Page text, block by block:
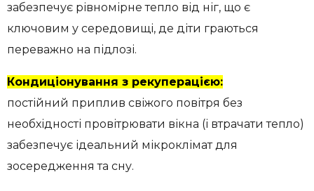
забезпечує рівномірне тепло від ніг, що є
ключовим у середовищі, де діти граються
переважно на підлозі.
Кондиціонування з рекуперацією:
постійний приплив свіжого повітря без
необхідності провітрювати вікна (і втрачати тепло)
забезпечує ідеальний мікроклімат для
зосередження та сну.